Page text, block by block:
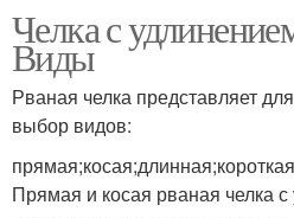
Челка с
Виды
Рваная челка представляет
выбор видов:
Прямая и косая рваная челка